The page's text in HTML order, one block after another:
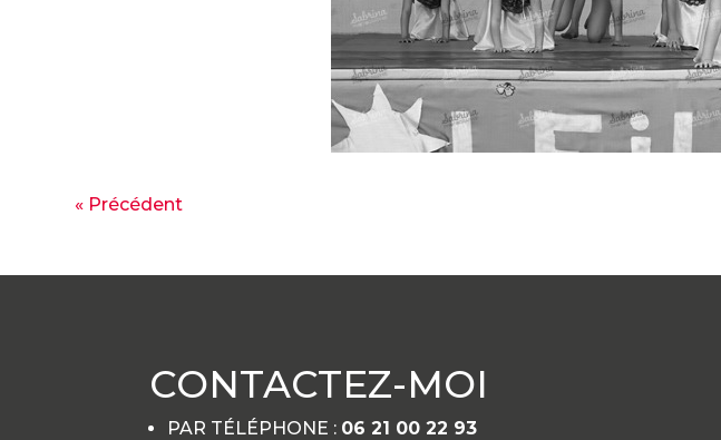
« Précédent
CONTACTEZ-MOI
PAR TÉLÉPHONE : 06 21 00 22 93